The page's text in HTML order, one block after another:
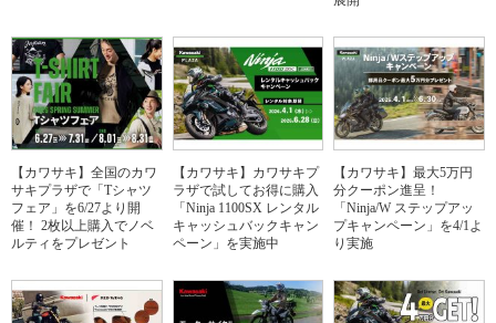
【カワサキ】全国のカワ
サキプラザで「Tシャツ
フェア」を6/27より開
催！ 2枚以上購入でノベ
ルティをプレゼント
【カワサキ】カワサキプ
ラザで試してお得に購入
「Ninja 1100SX レンタル
キャッシュバックキャン
ペーン」を実施中
【カワサキ】最大5万円
分クーポン進呈！
「Ninja/W ステップアッ
プキャンペーン」を4/1よ
り実施